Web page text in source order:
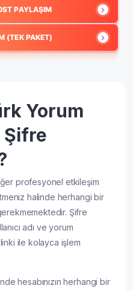
PAYLAŞIM
(TEK PAKET)
Yorum
Şifre
profesyonel etkileşim
halinde herhangi bir
Şifre
adı ve yorum
ile kolayca işlem
hesabınızın herhangi bir